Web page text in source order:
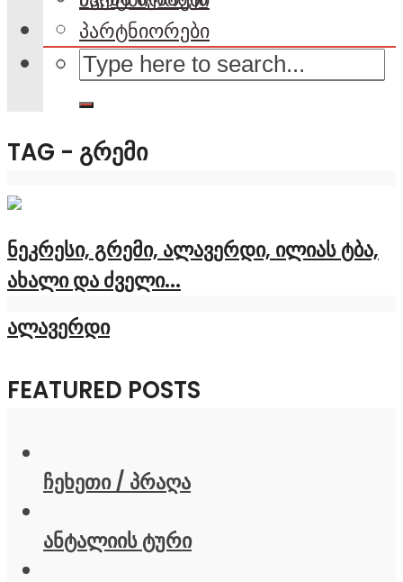
პარტნიორები
TAG - ᲒᲠᲔᲛᲘ
ნეკრესი, გრემი, ალავერდი, ილიას ტბა,
ახალი და ძველი...
ალავერდი
FEATURED POSTS
ჩეხეთი / პრაღა
ანტალიის ტური